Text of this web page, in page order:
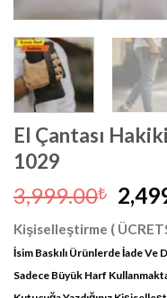
El Çantası
1029
3,999.00₺
fiyat:
Kişiselleştirme (
İsim Baskılı Ürünlerde İade Ve
Sadece Büyük Harf